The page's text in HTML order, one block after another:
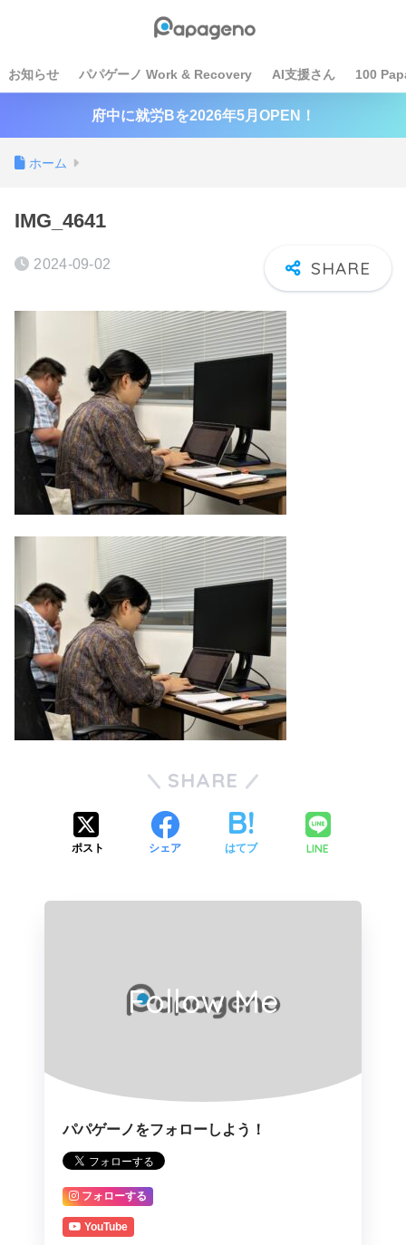
お知らせ パパゲーノ Work & Recovery AI支援さん 100
府中に就労Bを2026年5月OPEN！
ホーム
IMG_4641
2024-09-02
SHARE
ポスト シェア はてブ LINE
Follow Me
パパゲーノをフォローしよう！
フォローする
YouTube